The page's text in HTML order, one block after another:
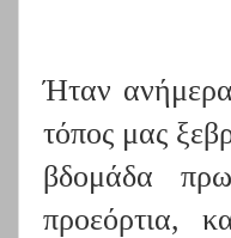
Ήταν
τόπος μας
βδομάδα
προεόρτια,